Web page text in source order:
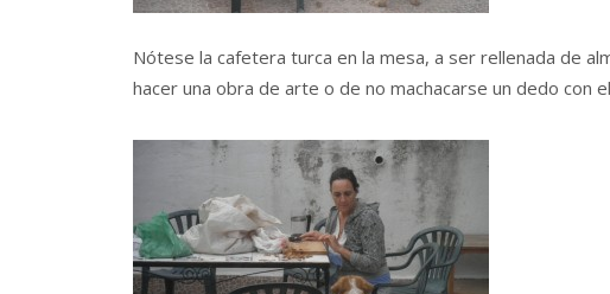
Nótese la cafetera turca en la mesa, a ser rellenada de
hacer una obra de arte o de no machacarse un dedo con